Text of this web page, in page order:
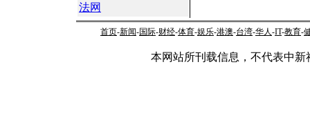
法网
首页-新闻-国际-财经-体育-娱乐-港澳-台湾-华人-IT-教育-
本网站所刊载信息，不代表中